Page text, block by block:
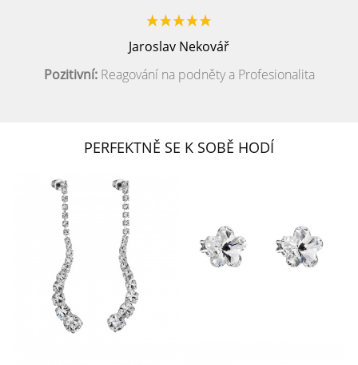
Jaroslav Nekovář
Pozitivní:Reagování na podněty a Profesionalita
PERFEKTNĚ SE K SOBĚ HODÍ